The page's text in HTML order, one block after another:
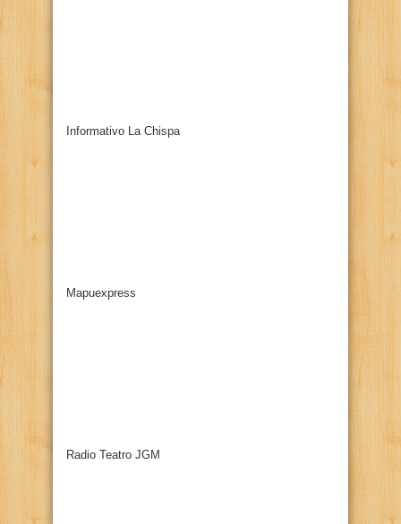
Informativo La Chispa
Mapuexpress
Radio Teatro JGM